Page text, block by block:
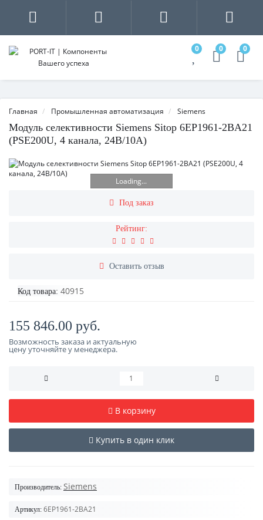
0 0 0
Главная Промышленная автоматизация Siemens
Модуль селективности Siemens Sitop 6EP1961-2BA21
(PSE200U, 4 канала, 24В/10А)
Loading...
Под заказ
Рейтинг:
Оставить отзыв
Код товара: 40915
155 846.00 руб.
Возможность заказа и актуальную
цену уточняйте у менеджера.
В корзину
Купить в один клик
Производитель: Siemens
Артикул: 6EP1961-2BA21